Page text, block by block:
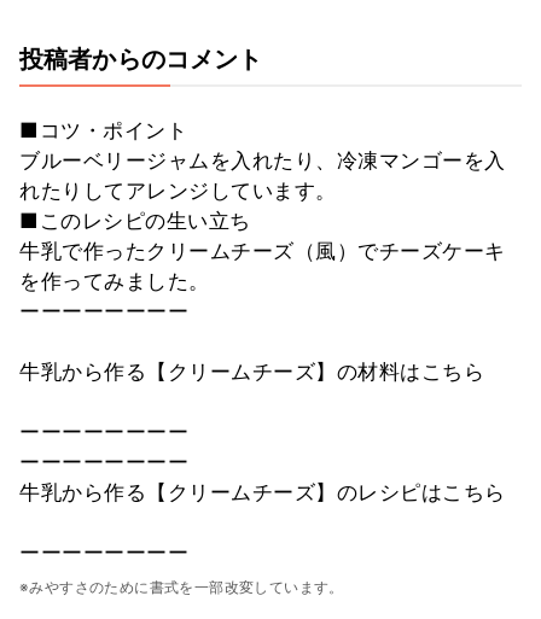
投稿者からのコメント
■コツ・ポイント
ブルーベリージャムを入れたり、冷凍マンゴーを入
れたりしてアレンジしています。
■このレシピの生い立ち
牛乳で作ったクリームチーズ（風）でチーズケーキ
を作ってみました。
ーーーーーーーー
牛乳から作る【クリームチーズ】の材料はこちら
ーーーーーーーー
ーーーーーーーー
牛乳から作る【クリームチーズ】のレシピはこちら
ーーーーーーーー
※みやすさのために書式を一部改変しています。